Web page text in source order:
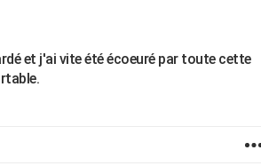
et j'ai vite été écoeuré par toute cette